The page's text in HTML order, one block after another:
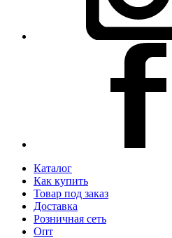
Каталог
Как купить
Товар под заказ
Доставка
Розничная сеть
Опт